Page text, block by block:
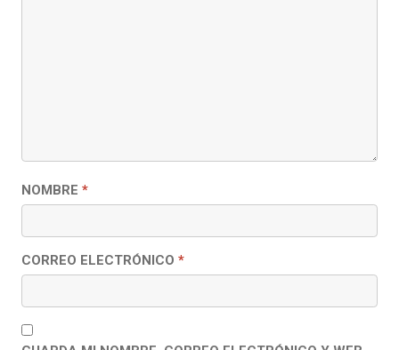
NOMBRE *
CORREO ELECTRÓNICO *